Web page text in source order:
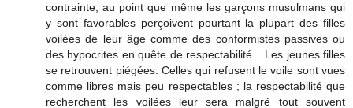
contrainte, au point que même les garçons musulmans qui
y sont favorables perçoivent pourtant la plupart des filles
voilées de leur âge comme des conformistes passives ou
des hypocrites en quête de respectabilité... Les jeunes filles
se retrouvent piégées. Celles qui refusent le voile sont vues
comme libres mais peu respectables ; la respectabilité que
recherchent les voilées leur sera malgré tout souvent